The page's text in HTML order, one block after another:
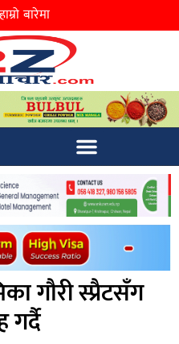
हाम्रो बारेमा
गौरी स्प्रैटसँग
गर्दै